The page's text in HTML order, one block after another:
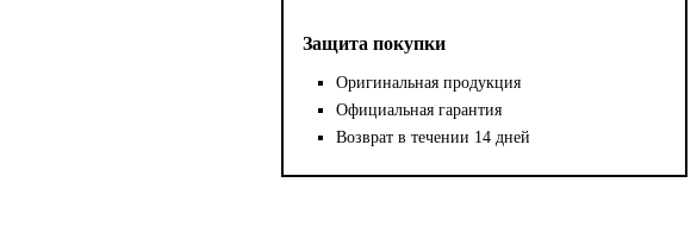
Защита покупки
Оригинальная продукция
Официальная гарантия
Возврат в течении 14 дней